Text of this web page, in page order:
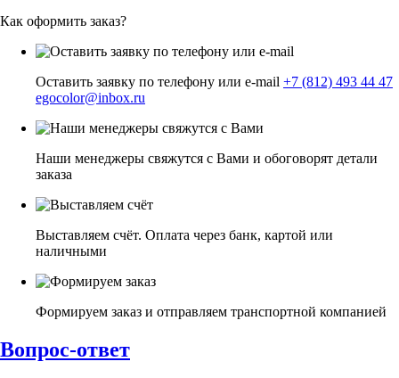
Как оформить заказ?
Оставить заявку по телефону или e-mail +7 (812) 493 44 47
egocolor@inbox.ru
Наши менеджеры свяжутся с Вами и обоговорят детали
заказа
Выставляем счёт. Оплата через банк, картой или
наличными
Формируем заказ и отправляем транспортной компанией
Вопрос-ответ